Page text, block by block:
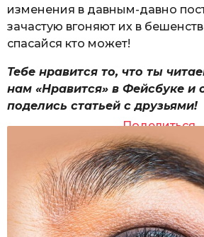
изменения в давным-давно
зачастую вгоняют их в
спасайся кто может!
Тебе нравится то, что ты
нам «Нравится» в Фейсбуке и
поделись статьей с друзьями!
Поделиться